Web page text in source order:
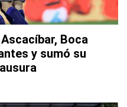
Boca
y sumó su